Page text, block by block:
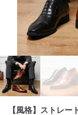
【風格】ストレー